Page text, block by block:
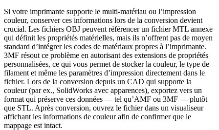
Si votre imprimante supporte le multi‑matériau ou l’impression
couleur, conserver ces informations lors de la conversion devient
crucial. Les fichiers OBJ peuvent référencer un fichier MTL annexe
qui définit les propriétés matérielles, mais ils n’offrent pas de moyen
standard d’intégrer les codes de matériaux propres à l’imprimante.
3MF résout ce problème en autorisant des extensions de propriétés
personnalisées, ce qui vous permet de stocker la couleur, le type de
filament et même les paramètres d’impression directement dans le
fichier. Lors de la conversion depuis un CAD qui supporte la
couleur (par ex., SolidWorks avec apparences), exportez vers un
format qui préserve ces données — tel qu’AMF ou 3MF — plutôt
que STL. Après conversion, ouvrez le fichier dans un visualiseur
affichant les informations de couleur afin de confirmer que le
mappage est intact.